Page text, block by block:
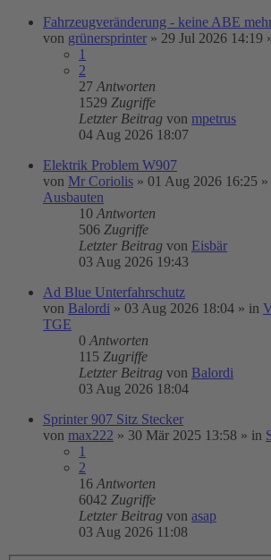
Fahrzeugveränderung - keine ABE
von grünersprinter » 29 Jul 2026 14:19
1
2
27 Antworten
1529 Zugriffe
Letzter Beitrag von mpetrus
04 Aug 2026 18:07
Elektrik Problem W907
von Mr Coriolis » 01 Aug 2026 16:25
Ausbauten
10 Antworten
506 Zugriffe
Letzter Beitrag von Eisbär
03 Aug 2026 19:43
Ad Blue Unterfahrschutz
von Balordi » 03 Aug 2026 18:04 » in
TGE
0 Antworten
115 Zugriffe
Letzter Beitrag von Balordi
03 Aug 2026 18:04
Sprinter 907 Sitz Stecker
von max222 » 30 Mär 2025 13:58 » in
1
2
16 Antworten
6042 Zugriffe
Letzter Beitrag von asap
03 Aug 2026 11:08